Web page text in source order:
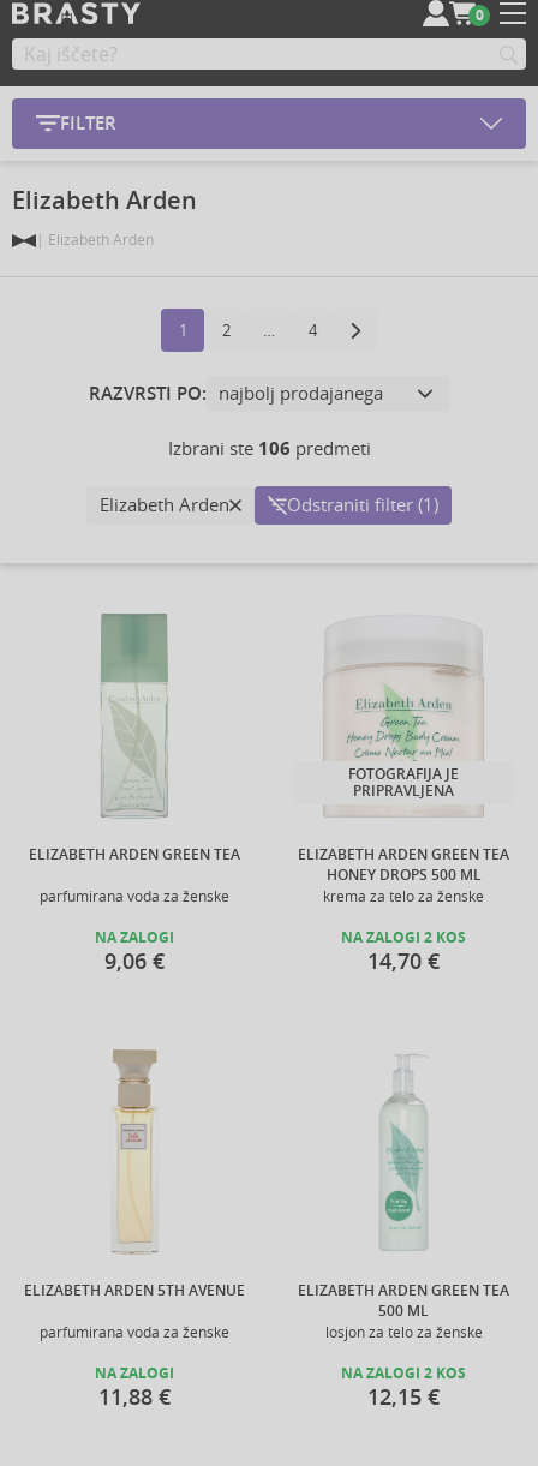
0
FILTER
Elizabeth Arden
Elizabeth Arden
1 2 … 4
RAZVRSTI PO:
Izbrani ste 106 predmeti
Elizabeth Arden Odstraniti filter (1)
ELIZABETH ARDEN GREEN TEA
parfumirana voda za ženske
NA ZALOGI
9,06 €
ELIZABETH ARDEN GREEN TEA
HONEY DROPS 500 ML
krema za telo za ženske
FOTOGRAFIJA JE
PRIPRAVLJENA
NA ZALOGI 2 KOS
14,70 €
ELIZABETH ARDEN 5TH AVENUE
parfumirana voda za ženske
NA ZALOGI
11,88 €
ELIZABETH ARDEN GREEN TEA
500 ML
losjon za telo za ženske
NA ZALOGI 2 KOS
12,15 €